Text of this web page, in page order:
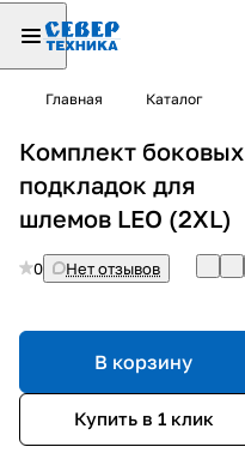
Главная Каталог
Комплект боковых
подкладок для
шлемов LEO (2XL)
0 Нет отзывов
В корзину
Купить в 1 клик